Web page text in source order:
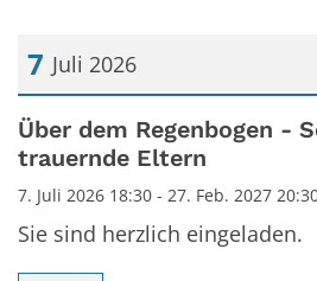
7 Juli 2026
Datum: 7. Juli 2026
Über dem Regenbogen -
trauernde Eltern
7. Juli 2026 18:30 - 27. Feb. 2027
Sie sind herzlich eingeladen.